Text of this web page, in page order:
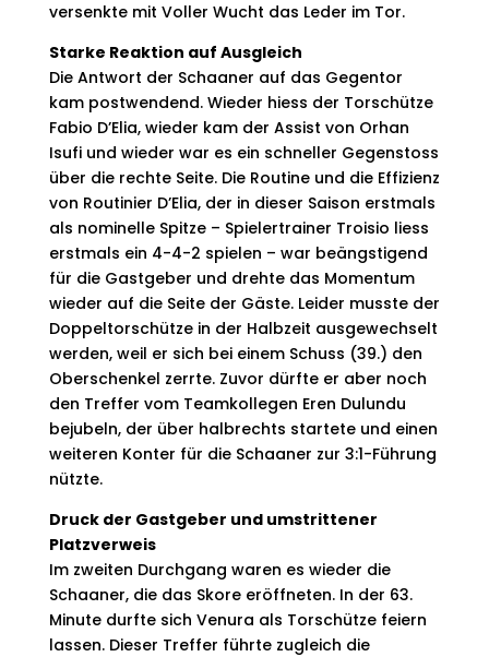
versenkte mit Voller Wucht das Leder im Tor.
Starke Reaktion auf Ausgleich
Die Antwort der Schaaner auf das Gegentor
kam post­wendend. Wieder hiess der Torschütze
Fabio D’Elia, wieder kam der Assist von Orhan
Isufi und wieder war es ein schneller Gegenstoss
über die rechte Seite. Die Routine und die Effizienz
von Routinier D’Elia, der in dieser Saison erstmals
als nominelle Spitze – Spielertrainer Troisio liess
erstmals ein 4-4-2 spielen – war beängstigend
für die Gastgeber und drehte das Momentum
wieder auf die Seite der Gäste. Leider musste der
Doppeltorschütze in der Halbzeit ausgewechselt
werden, weil er sich bei einem Schuss (39.) den
Oberschenkel zerrte. Zuvor dürfte er aber noch
den Treffer vom Teamkollegen Eren Dulundu
bejubeln, der über halbrechts startete und einen
weiteren Konter für die Schaaner zur 3:1-Führung
nützte.
Druck der Gastgeber und umstrittener
Platzverweis
Im zweiten Durchgang waren es wieder die
Schaaner, die das Skore er­öffneten. In der 63.
Minute durfte sich Venura als Torschütze feiern
lassen. Dieser Treffer führte zugleich die